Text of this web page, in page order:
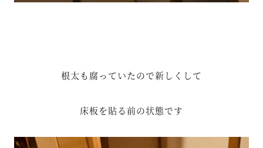
根太も腐っていたので新しくして
床板を貼る前の状態です